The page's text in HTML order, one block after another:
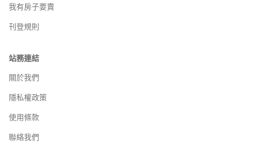
我有房子要賣
刊登規則
站務連結
關於我們
隱私權政策
使用條款
聯絡我們